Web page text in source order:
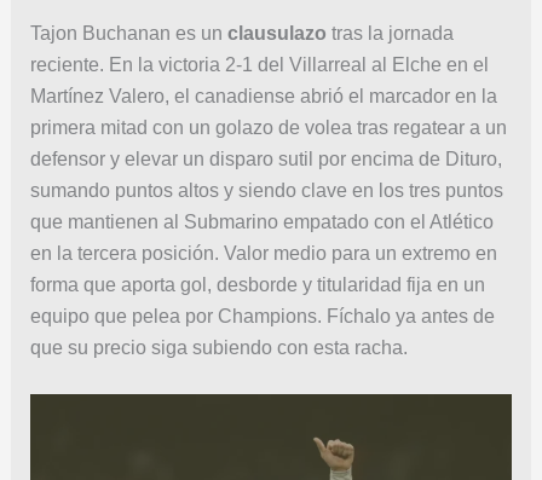
Tajon Buchanan es un clausulazo tras la jornada
reciente. En la victoria 2-1 del Villarreal al Elche en el
Martínez Valero, el canadiense abrió el marcador en la
primera mitad con un golazo de volea tras regatear a un
defensor y elevar un disparo sutil por encima de Dituro,
sumando puntos altos y siendo clave en los tres puntos
que mantienen al Submarino empatado con el Atlético
en la tercera posición. Valor medio para un extremo en
forma que aporta gol, desborde y titularidad fija en un
equipo que pelea por Champions. Fíchalo ya antes de
que su precio siga subiendo con esta racha.